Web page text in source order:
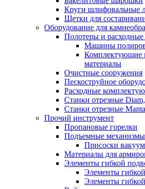
Круги шлифовальные
Щетки для
Оборудование для
Полотеры и
Машины
Комплектующие
материалы
Очистные сооружения
Пескоструйное
Расходные
Станки отрезные
Станки отрезные
Прочий инструмент
Пропановые горелки
Подъeмные механизмы
Присоски
Материалы для
Элементы гибкой
Элементы
Элементы